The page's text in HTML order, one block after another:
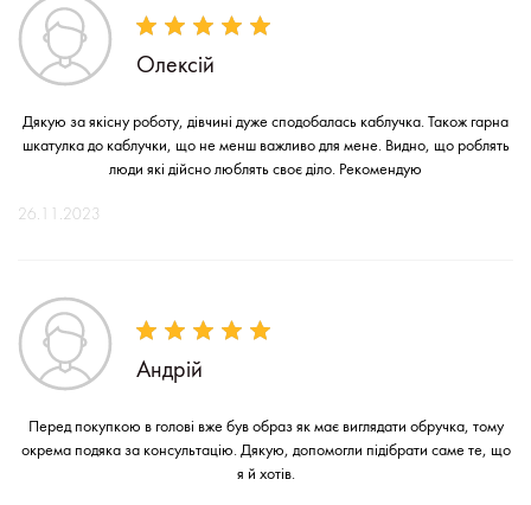
Олексій
Дякую за якісну роботу, дівчині дуже сподобалась каблучка. Також гарна
шкатулка до каблучки, що не менш важливо для мене. Видно, що роблять
люди які дійсно люблять своє діло. Рекомендую
26.11.2023
Андрій
Перед покупкою в голові вже був образ як має виглядати обручка, тому
окрема подяка за консультацію. Дякую, допомогли підібрати саме те, що
я й хотів.